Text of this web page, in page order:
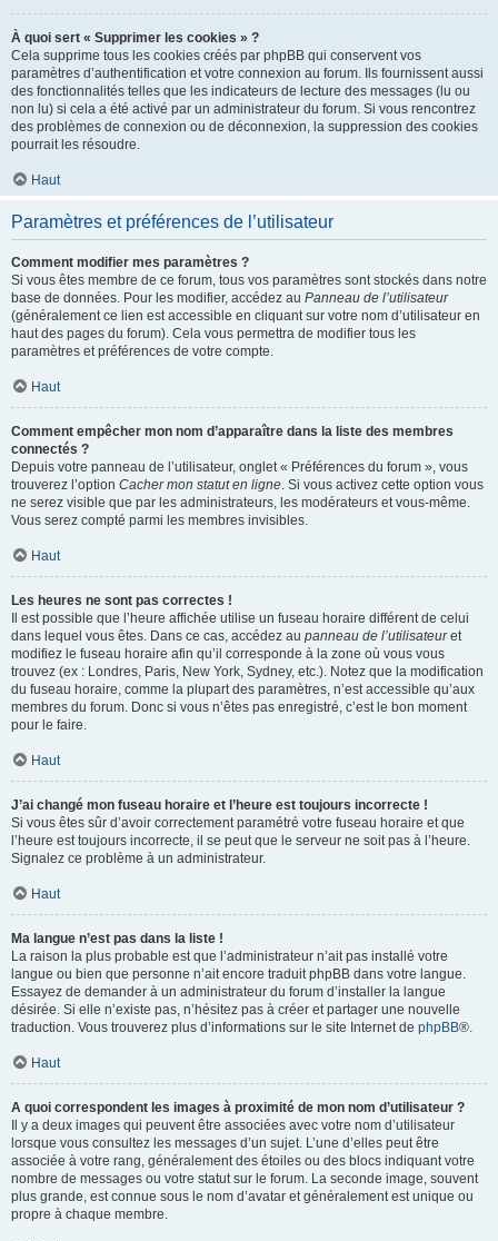
À quoi sert « Supprimer les cookies » ?
Cela supprime tous les cookies créés par phpBB qui conservent vos
paramètres d’authentification et votre connexion au forum. Ils fournissent aussi
des fonctionnalités telles que les indicateurs de lecture des messages (lu ou
non lu) si cela a été activé par un administrateur du forum. Si vous rencontrez
des problèmes de connexion ou de déconnexion, la suppression des cookies
pourrait les résoudre.
Haut
Paramètres et préférences de l’utilisateur
Comment modifier mes paramètres ?
Si vous êtes membre de ce forum, tous vos paramètres sont stockés dans notre
base de données. Pour les modifier, accédez au Panneau de l’utilisateur
(généralement ce lien est accessible en cliquant sur votre nom d’utilisateur en
haut des pages du forum). Cela vous permettra de modifier tous les
paramètres et préférences de votre compte.
Haut
Comment empêcher mon nom d’apparaître dans la liste des membres
connectés ?
Depuis votre panneau de l’utilisateur, onglet « Préférences du forum », vous
trouverez l’option Cacher mon statut en ligne. Si vous activez cette option vous
ne serez visible que par les administrateurs, les modérateurs et vous-même.
Vous serez compté parmi les membres invisibles.
Haut
Les heures ne sont pas correctes !
Il est possible que l’heure affichée utilise un fuseau horaire différent de celui
dans lequel vous êtes. Dans ce cas, accédez au panneau de l’utilisateuret
modifiez le fuseau horaire afin qu’il corresponde à la zone où vous vous
trouvez (ex : Londres, Paris, New York, Sydney, etc.). Notez que la modification
du fuseau horaire, comme la plupart des paramètres, n’est accessible qu’aux
membres du forum. Donc si vous n’êtes pas enregistré, c’est le bon moment
pour le faire.
Haut
J’ai changé mon fuseau horaire et l’heure est toujours incorrecte !
Si vous êtes sûr d’avoir correctement paramétré votre fuseau horaire et que
l’heure est toujours incorrecte, il se peut que le serveur ne soit pas à l’heure.
Signalez ce problème à un administrateur.
Haut
Ma langue n’est pas dans la liste !
La raison la plus probable est que l’administrateur n’ait pas installé votre
langue ou bien que personne n’ait encore traduit phpBB dans votre langue.
Essayez de demander à un administrateur du forum d’installer la langue
désirée. Si elle n’existe pas, n’hésitez pas à créer et partager une nouvelle
traduction. Vous trouverez plus d’informations sur le site Internet de phpBB®.
Haut
A quoi correspondent les images à proximité de mon nom d’utilisateur ?
Il y a deux images qui peuvent être associées avec votre nom d’utilisateur
lorsque vous consultez les messages d’un sujet. L’une d’elles peut être
associée à votre rang, généralement des étoiles ou des blocs indiquant votre
nombre de messages ou votre statut sur le forum. La seconde image, souvent
plus grande, est connue sous le nom d’avatar et généralement est unique ou
propre à chaque membre.